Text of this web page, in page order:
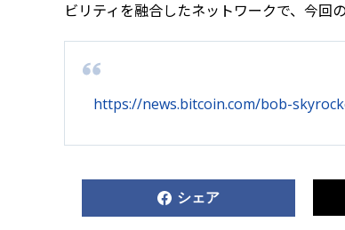
ビリティを融合したネットワークで、今回
https://news.bitcoin.com/bob-
シェア